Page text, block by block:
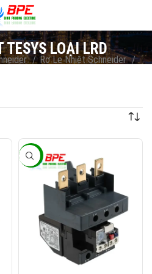
TESYS LOẠI LRD
Rơ Le Nhiệt Schneider
-60%